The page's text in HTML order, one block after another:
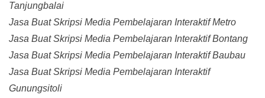
Tanjungbalai
Jasa Buat Skripsi Media Pembelajaran Interaktif Metro
Jasa Buat Skripsi Media Pembelajaran Interaktif Bontang
Jasa Buat Skripsi Media Pembelajaran Interaktif Baubau
Jasa Buat Skripsi Media Pembelajaran Interaktif
Gunungsitoli